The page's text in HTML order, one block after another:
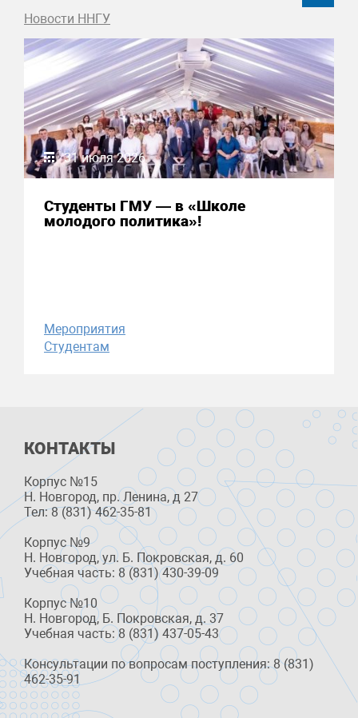
Новости ННГУ
31 июля 2026
Студенты ГМУ — в «Школе
молодого политика»!
Мероприятия
Студентам
КОНТАКТЫ
Корпус №15
Н. Новгород, пр. Ленина, д 27
Тел: 8 (831) 462-35-81
Корпус №9
Н. Новгород, ул. Б. Покровская, д. 60
Учебная часть: 8 (831) 430-39-09
Корпус №10
Н. Новгород, Б. Покровская, д. 37
Учебная часть: 8 (831) 437-05-43
Консультации по вопросам поступления: 8 (831)
462-35-91